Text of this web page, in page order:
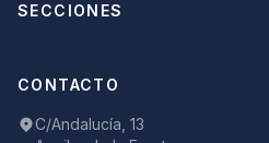
SECCIONES
CONTACTO
C/Andalucía, 13